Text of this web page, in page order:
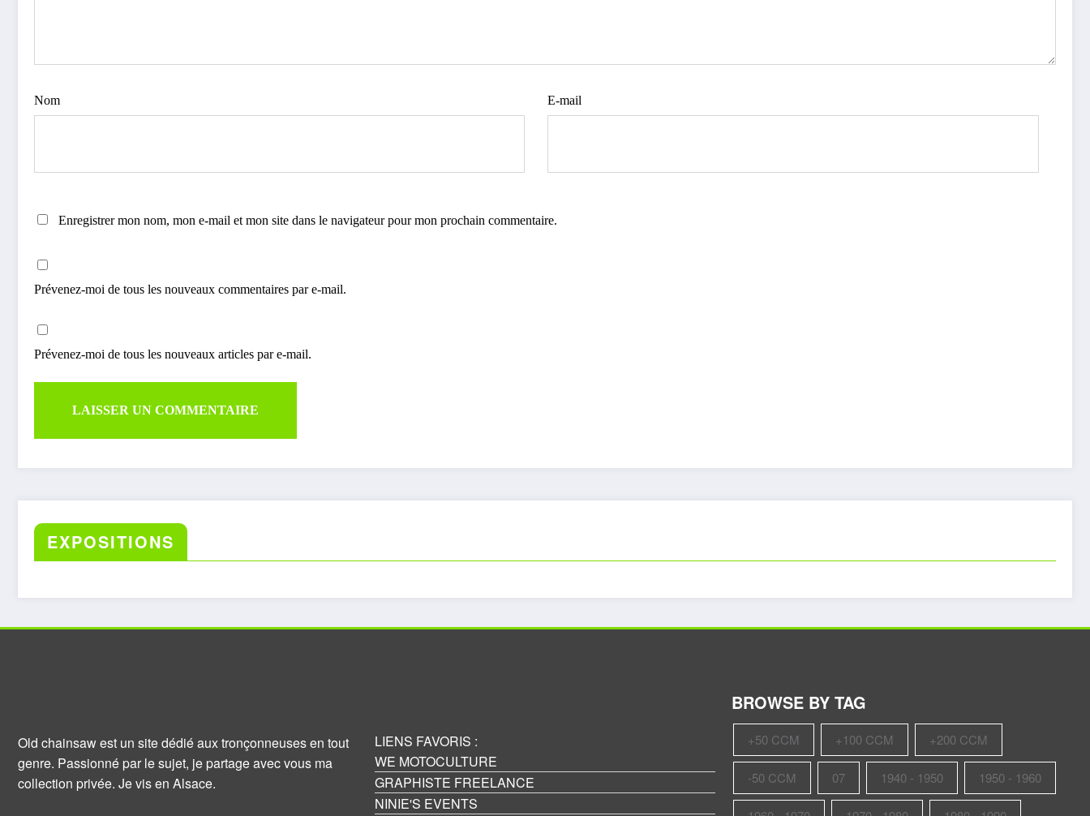
Nom E-mail
Enregistrer mon nom, mon e-mail et mon site dans le navigateur pour mon prochain commentaire.
Prévenez-moi de tous les nouveaux commentaires par e-mail.
Prévenez-moi de tous les nouveaux articles par e-mail.
EXPOSITIONS
Old chainsaw est un site dédié aux tronçonneuses en tout
genre. Passionné par le sujet, je partage avec vous ma
collection privée. Je vis en Alsace.
LIENS FAVORIS :
WE MOTOCULTURE
GRAPHISTE FREELANCE
NINIE'S EVENTS
BROWSE BY TAG
+50 CCM +100 CCM +200 CCM
-50 CCM 07 1940 - 1950 1950 - 1960